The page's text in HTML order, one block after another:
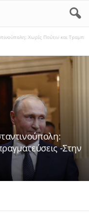
Χωρίς Πούτιν και Τραμπ
-Στην